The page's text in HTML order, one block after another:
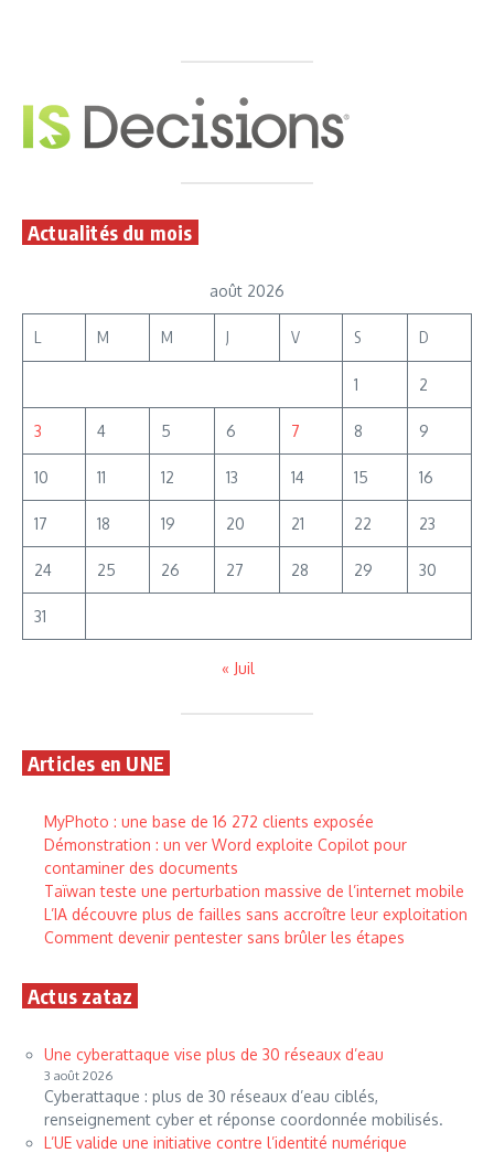
Actualités du mois
août 2026
L M M J V S D
1 2
3 4 5 6 7 8 9
10 11 12 13 14 15 16
17 18 19 20 21 22 23
24 25 26 27 28 29 30
31
« Juil
Articles en UNE
MyPhoto : une base de 16 272 clients exposée
Démonstration : un ver Word exploite Copilot pour
contaminer des documents
Taïwan teste une perturbation massive de l’internet mobile
L’IA découvre plus de failles sans accroître leur exploitation
Comment devenir pentester sans brûler les étapes
Actus zataz
Une cyberattaque vise plus de 30 réseaux d’eau
3 août 2026
Cyberattaque : plus de 30 réseaux d’eau ciblés,
renseignement cyber et réponse coordonnée mobilisés.
L’UE valide une initiative contre l’identité numérique